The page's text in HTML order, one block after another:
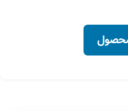
محصول